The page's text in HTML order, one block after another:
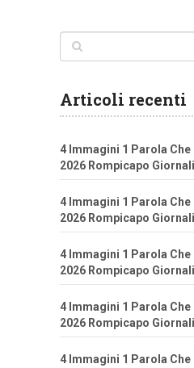
Articoli recenti
4 Immagini 1 Parola
2026 Rompicapo
4 Immagini 1 Parola
2026 Rompicapo
4 Immagini 1 Parola
2026 Rompicapo
4 Immagini 1 Parola
2026 Rompicapo
4 Immagini 1 Parola